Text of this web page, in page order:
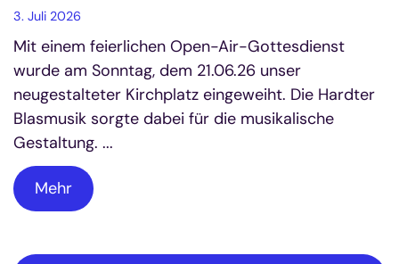
3. Juli 2026
Mit einem feierlichen Open-Air-Gottesdienst
wurde am Sonntag, dem 21.06.26 unser
neugestalteter Kirchplatz eingeweiht. Die Hardter
Blasmusik sorgte dabei für die musikalische
Gestaltung. ...
Mehr